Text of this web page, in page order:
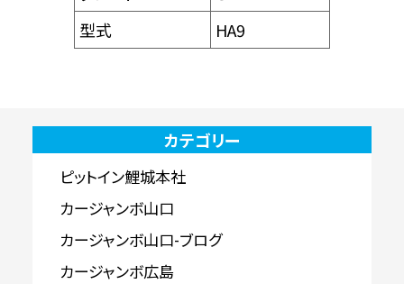
型式
HA9
カテゴリー
ピットイン鯉城本社
カージャンボ山口
カージャンボ山口-ブログ
カージャンボ広島